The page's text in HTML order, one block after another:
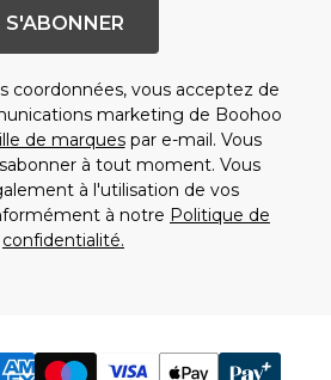
S'ABONNER
coordonnées, vous acceptez de
marketing de Boohoo
de marquespar e-mail. Vous
à tout moment. Vous
à l'utilisation de vos
à notre Politique de
confidentialité.